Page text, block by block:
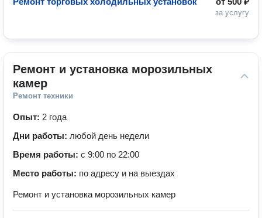
за услугу
Ремонт и установка морозильных
камер
Ремонт техники
Опыт: 2 года
Дни работы: любой день недели
Время работы: с 9:00 по 22:00
Место работы: по адресу и на выездах
Ремонт и установка морозильных камер